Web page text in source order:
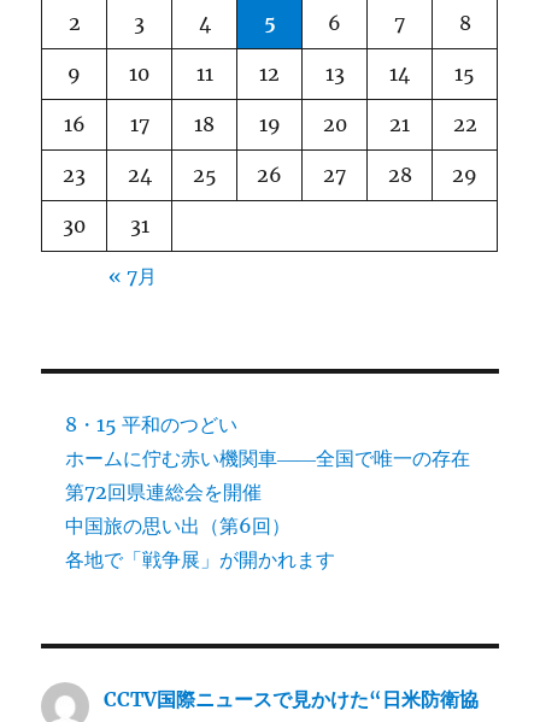
2 3 4 5 6 7 8
9 10 11 12 13 14 15
16 17 18 19 20 21 22
23 24 25 26 27 28 29
30 31
« 7月
8・15 平和のつどい
ホームに佇む赤い機関車――全国で唯一の存在
第72回県連総会を開催
中国旅の思い出（第6回）
各地で「戦争展」が開かれます
CCTV国際ニュースで見かけた“日米防衛協